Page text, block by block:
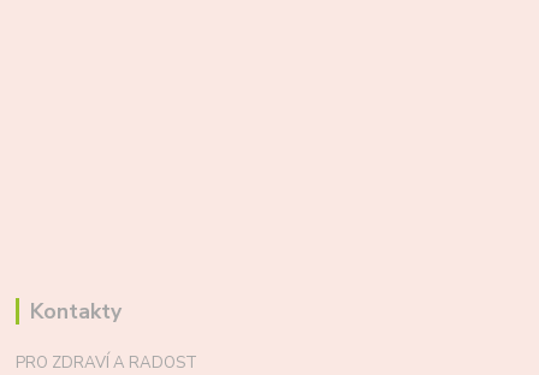
Kontakty
PRO ZDRAVÍ A RADOST